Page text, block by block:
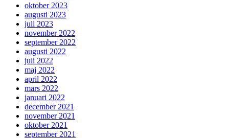
oktober 2023
augusti 2023
juli 2023
november 2022
september 2022
augusti 2022
juli 2022
maj 2022
april 2022
mars 2022
januari 2022
december 2021
november 2021
oktober 2021
september 2021